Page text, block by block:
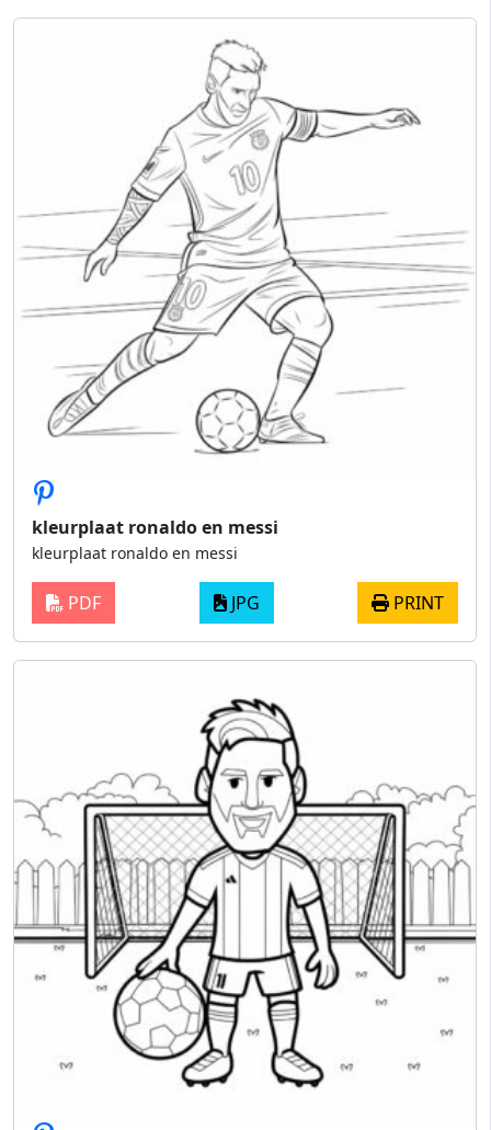
kleurplaat ronaldo en messi
kleurplaat ronaldo en messi
PDF JPG PRINT